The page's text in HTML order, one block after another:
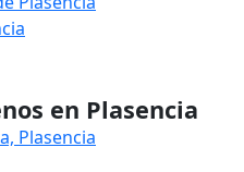
en Plasencia
Plasencia